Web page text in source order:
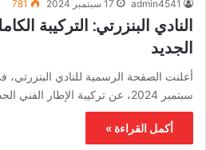
admin4541 17 سبتمبر 2024 781
النادي البنزرتي: التركيبة
الجديد
سبتمبر 2024، عن تركيبة الإطار الفني الجديد للفريق. وفي…
أكمل القراءة »